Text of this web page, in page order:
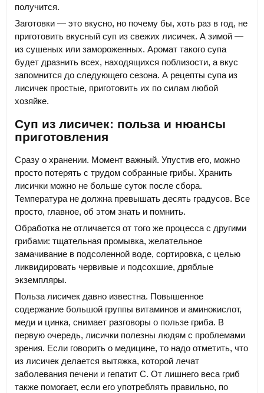
получится.
Заготовки — это вкусно, но почему бы, хоть раз в год, не
приготовить вкусный суп из свежих лисичек. А зимой —
из сушеных или замороженных. Аромат такого супа
будет дразнить всех, находящихся поблизости, а вкус
запомнится до следующего сезона. А рецепты супа из
лисичек простые, приготовить их по силам любой
хозяйке.
Суп из лисичек: польза и нюансы
приготовления
Сразу о хранении. Момент важный. Упустив его, можно
просто потерять с трудом собранные грибы. Хранить
лисички можно не больше суток после сбора.
Температура не должна превышать десять градусов. Все
просто, главное, об этом знать и помнить.
Обработка не отличается от того же процесса с другими
грибами: тщательная промывка, желательное
замачивание в подсоленной воде, сортировка, с целью
ликвидировать червивые и подсохшие, дряблые
экземпляры.
Польза лисичек давно известна. Повышенное
содержание большой группы витаминов и аминокислот,
меди и цинка, снимает разговоры о пользе гриба. В
первую очередь, лисички полезны людям с проблемами
зрения. Если говорить о медицине, то надо отметить, что
из лисичек делается вытяжка, которой лечат
заболевания печени и гепатит С. От лишнего веса гриб
также помогает, если его употреблять правильно, по